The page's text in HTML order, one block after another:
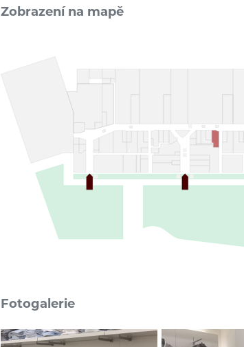
Zobrazení na mapě
Fotogalerie